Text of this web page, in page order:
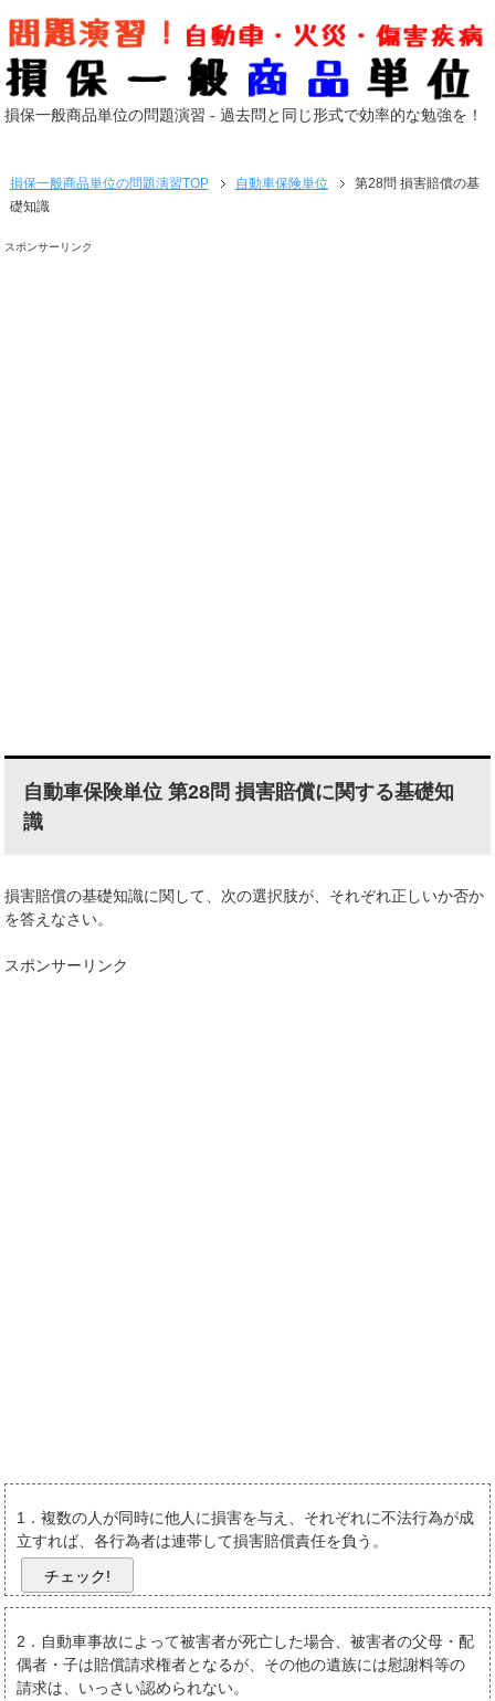
損保一般商品単位の問題演習 - 過去問と同じ形式で効率的な勉強を！
損保一般商品単位の問題演習TOP 自動車保険単位
第28問 損害賠償の基
礎知識
スポンサーリンク
自動車保険単位 第28問 損害賠償に関する基礎知
識
損害賠償の基礎知識に関して、次の選択肢が、それぞれ正しいか否か
を答えなさい。
スポンサーリンク
1．複数の人が同時に他人に損害を与え、それぞれに不法行為が成
立すれば、各行為者は連帯して損害賠償責任を負う。
チェック!
2．自動車事故によって被害者が死亡した場合、被害者の父母・配
偶者・子は賠償請求権者となるが、その他の遺族には慰謝料等の
請求は、いっさい認められない。